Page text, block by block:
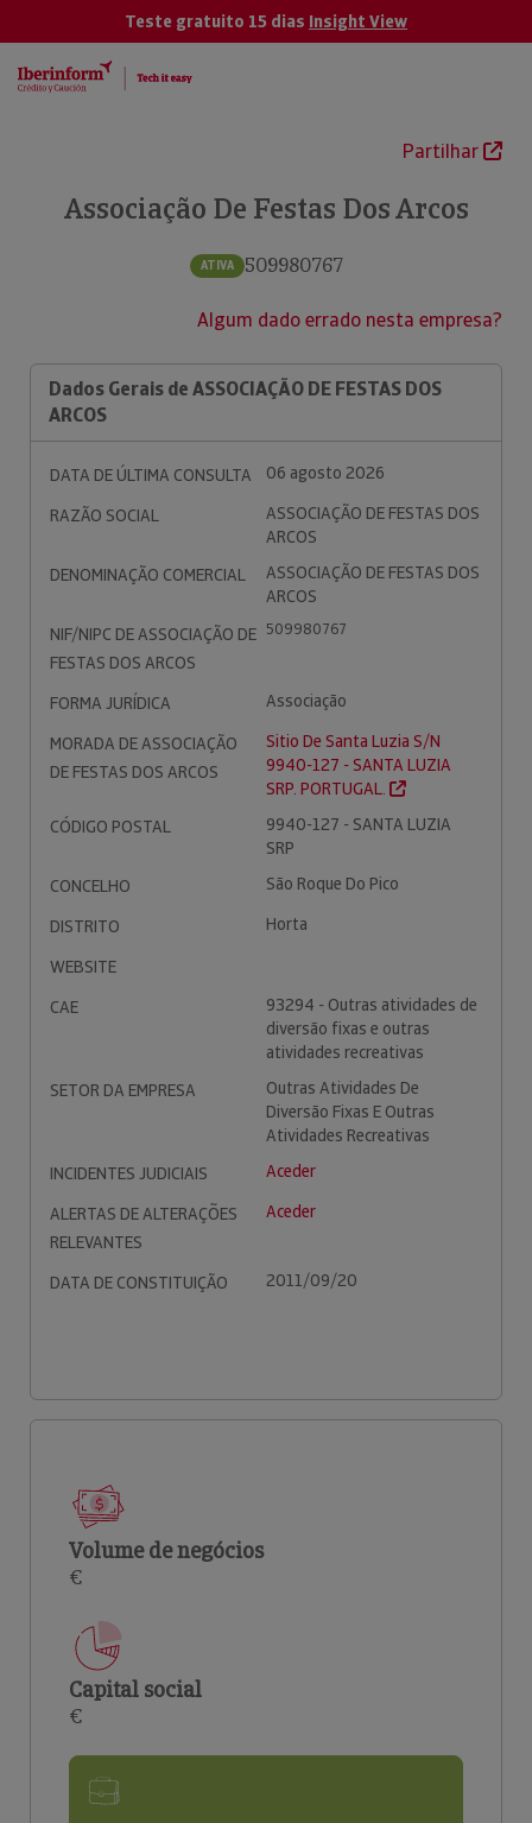
Teste gratuito 15 dias Insight View
Partilhar
Associação De Festas Dos Arcos
ATIVA 509980767
Algum dado errado nesta empresa?
Dados Gerais de ASSOCIAÇÃO DE FESTAS DOS
ARCOS
DATA DE ÚLTIMA CONSULTA
06 agosto 2026
RAZÃO SOCIAL
ASSOCIAÇÃO DE FESTAS DOS
ARCOS
DENOMINAÇÃO COMERCIAL
ASSOCIAÇÃO DE FESTAS DOS
ARCOS
NIF/NIPC DE ASSOCIAÇÃO DE
FESTAS DOS ARCOS
509980767
FORMA JURÍDICA
Associação
MORADA DE ASSOCIAÇÃO
DE FESTAS DOS ARCOS
Sitio De Santa Luzia S/N
9940-127 - SANTA LUZIA
SRP. PORTUGAL.
CÓDIGO POSTAL
9940-127 - SANTA LUZIA
SRP
CONCELHO
São Roque Do Pico
DISTRITO
Horta
WEBSITE
CAE
93294 - Outras atividades de
diversão fixas e outras
atividades recreativas
SETOR DA EMPRESA
Outras Atividades De
Diversão Fixas E Outras
Atividades Recreativas
INCIDENTES JUDICIAIS
Aceder
ALERTAS DE ALTERAÇÕES
RELEVANTES
Aceder
DATA DE CONSTITUIÇÃO 2011/09/20
Volume de negócios
€
Capital social
€